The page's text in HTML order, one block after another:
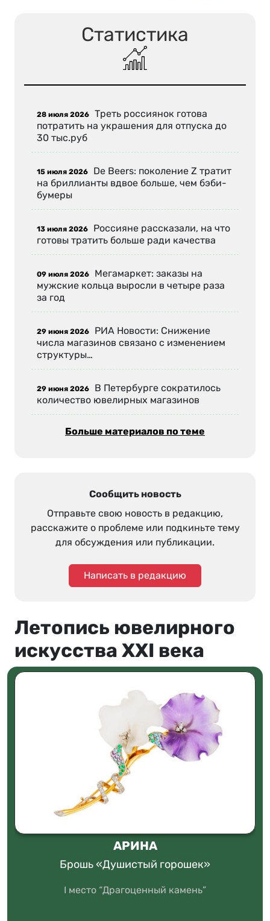
Статистика
28 июля 2026 Треть россиянок готова
потратить на украшения для отпуска до
30 тыс.руб
15 июля 2026 De Beers: поколение Z тратит
на бриллианты вдвое больше, чем бэби-
бумеры
13 июля 2026 Россияне рассказали, на что
готовы тратить больше ради качества
09 июля 2026 Мегамаркет: заказы на
мужские кольца выросли в четыре раза
за год
29 июня 2026 РИА Новости: Снижение
числа магазинов связано с изменением
структуры…
29 июня 2026 В Петербурге сократилось
количество ювелирных магазинов
Больше материалов по теме
Сообщить новость
Отправьте свою новость в редакцию,
расскажите о проблеме или подкиньте тему
для обсуждения или публикации.
Написать в редакцию
Летопись ювелирного
искусства XXI века
АРИНА
Брошь «Душистый горошек»
I место “Драгоценный камень”